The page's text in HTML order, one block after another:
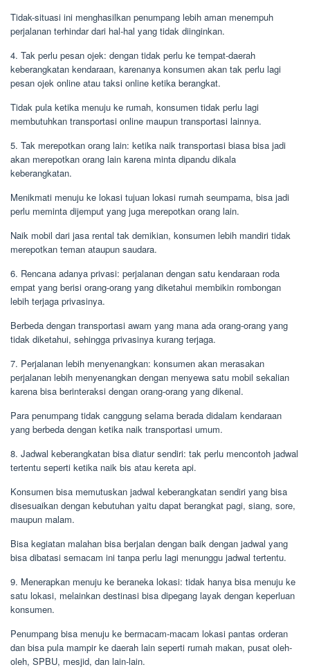
Tidak-situasi ini menghasilkan penumpang lebih aman menempuh
perjalanan terhindar dari hal-hal yang tidak diinginkan.
4. Tak perlu pesan ojek: dengan tidak perlu ke tempat-daerah
keberangkatan kendaraan, karenanya konsumen akan tak perlu lagi
pesan ojek online atau taksi online ketika berangkat.
Tidak pula ketika menuju ke rumah, konsumen tidak perlu lagi
membutuhkan transportasi online maupun transportasi lainnya.
5. Tak merepotkan orang lain: ketika naik transportasi biasa bisa jadi
akan merepotkan orang lain karena minta dipandu dikala
keberangkatan.
Menikmati menuju ke lokasi tujuan lokasi rumah seumpama, bisa jadi
perlu meminta dijemput yang juga merepotkan orang lain.
Naik mobil dari jasa rental tak demikian, konsumen lebih mandiri tidak
merepotkan teman ataupun saudara.
6. Rencana adanya privasi: perjalanan dengan satu kendaraan roda
empat yang berisi orang-orang yang diketahui membikin rombongan
lebih terjaga privasinya.
Berbeda dengan transportasi awam yang mana ada orang-orang yang
tidak diketahui, sehingga privasinya kurang terjaga.
7. Perjalanan lebih menyenangkan: konsumen akan merasakan
perjalanan lebih menyenangkan dengan menyewa satu mobil sekalian
karena bisa berinteraksi dengan orang-orang yang dikenal.
Para penumpang tidak canggung selama berada didalam kendaraan
yang berbeda dengan ketika naik transportasi umum.
8. Jadwal keberangkatan bisa diatur sendiri: tak perlu mencontoh jadwal
tertentu seperti ketika naik bis atau kereta api.
Konsumen bisa memutuskan jadwal keberangkatan sendiri yang bisa
disesuaikan dengan kebutuhan yaitu dapat berangkat pagi, siang, sore,
maupun malam.
Bisa kegiatan malahan bisa berjalan dengan baik dengan jadwal yang
bisa dibatasi semacam ini tanpa perlu lagi menunggu jadwal tertentu.
9. Menerapkan menuju ke beraneka lokasi: tidak hanya bisa menuju ke
satu lokasi, melainkan destinasi bisa dipegang layak dengan keperluan
konsumen.
Penumpang bisa menuju ke bermacam-macam lokasi pantas orderan
dan bisa pula mampir ke daerah lain seperti rumah makan, pusat oleh-
oleh, SPBU, mesjid, dan lain-lain.